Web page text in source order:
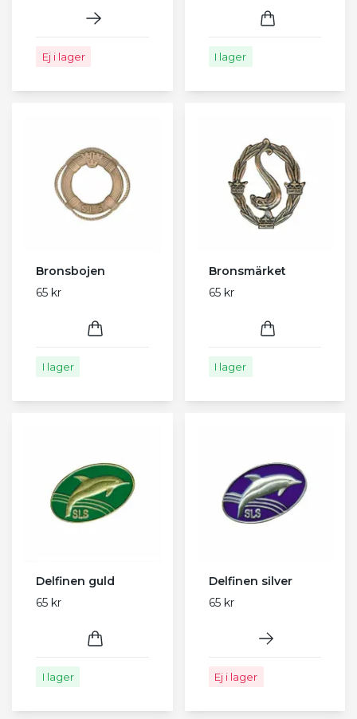
Ej i lager I lager
Bronsbojen
65 kr
I lager
Bronsmärket
65 kr
I lager
Delfinen guld
65 kr
I lager
Delfinen silver
65 kr
Ej i lager